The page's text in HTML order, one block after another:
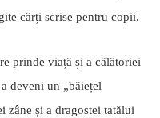
cărți scrise pentru copii.
prinde viață și a călătoriei
deveni un „băiețel
zâne și a dragostei tatălui